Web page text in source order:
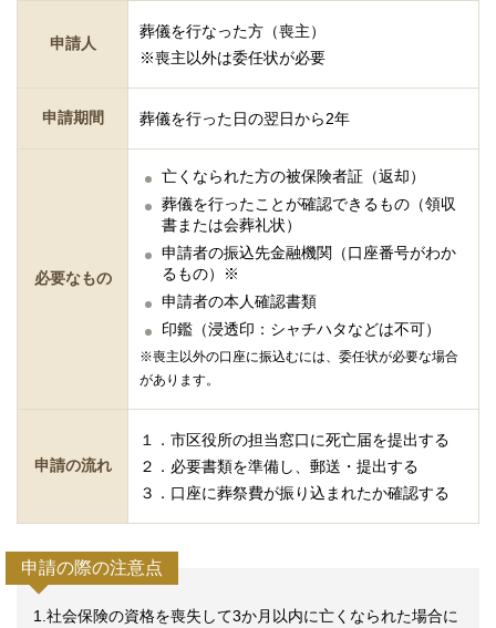
申請人
葬儀を行なった方（喪主）
※喪主以外は委任状が必要
申請期間 葬儀を行った日の翌日から2年
必要なもの
亡くなられた方の被保険者証（返却）
葬儀を行ったことが確認できるもの（領収
書または会葬礼状）
申請者の振込先金融機関（口座番号がわか
るもの）※
申請者の本人確認書類
印鑑（浸透印：シャチハタなどは不可）
※喪主以外の口座に振込むには、委任状が必要な場合
があります。
申請の流れ
１．市区役所の担当窓口に死亡届を提出する
２．必要書類を準備し、郵送・提出する
３．口座に葬祭費が振り込まれたか確認する
申請の際の注意点
1.社会保険の資格を喪失して3か月以内に亡くなられた場合に